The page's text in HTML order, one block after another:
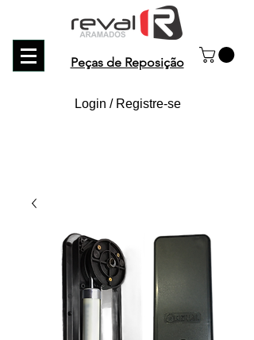
Peças de Reposição
Login / Registre-se